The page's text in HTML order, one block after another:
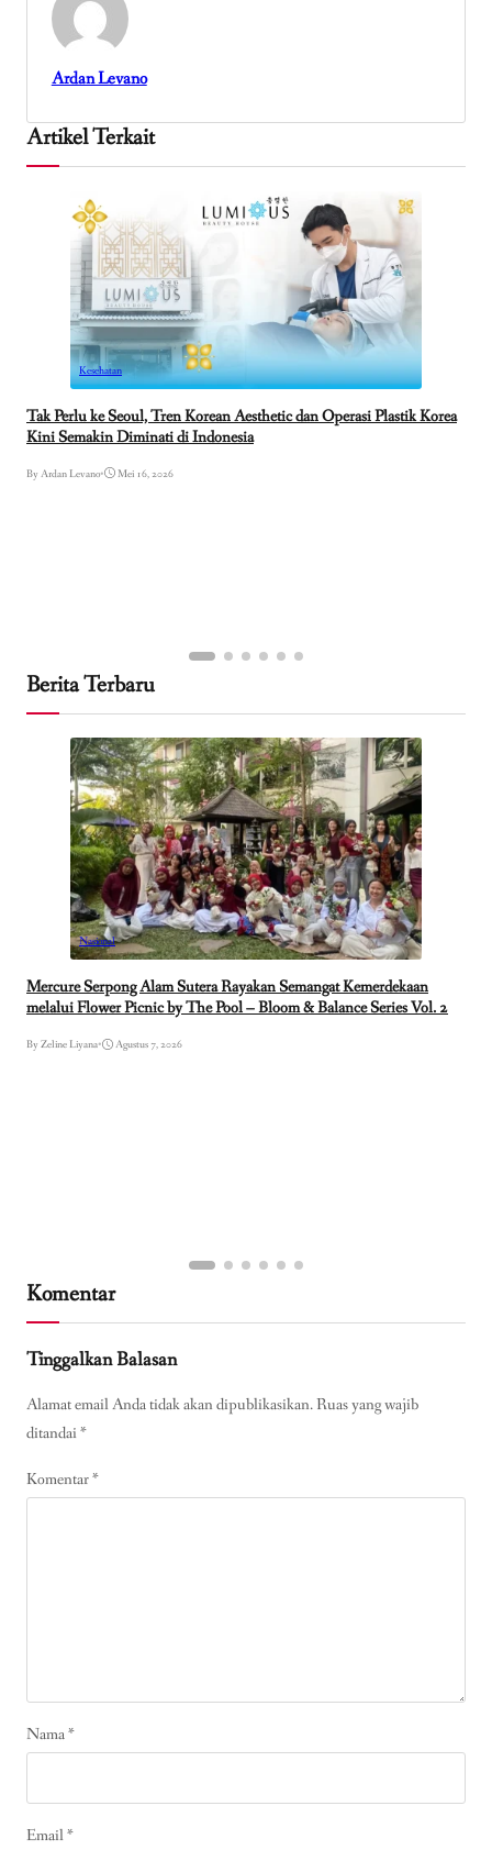
Ardan Levano
Artikel Terkait
Kesehatan
Tak Perlu ke Seoul, Tren Korean Aesthetic dan Operasi Plastik Korea
Kini Semakin Diminati di Indonesia
By Ardan Levano• Mei 16, 2026
Berita Terbaru
Nasional
Mercure Serpong Alam Sutera Rayakan Semangat Kemerdekaan
melalui Flower Picnic by The Pool – Bloom & Balance Series Vol. 2
By Zeline Liyana• Agustus 7, 2026
Komentar
Tinggalkan Balasan
Alamat email Anda tidak akan dipublikasikan.Ruas yang wajib
ditandai*
Komentar*
Nama*
Email*